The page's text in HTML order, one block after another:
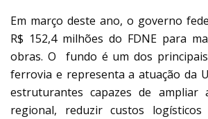
Em março deste ano, o governo
R$ 152,4 milhões do FDNE para
obras. O fundo é um dos
ferrovia e representa a atuação da
estruturantes capazes de ampliar
regional, reduzir custos